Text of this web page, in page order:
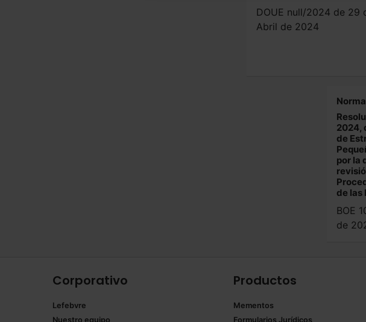
DOUE null/2024 de 29
Abril de 2024
2024,
de
por la
de las
BOE
de
Corporativo
Lefebvre
Nuestro equipo
Productos
Mementos
Formularios Jurídicos